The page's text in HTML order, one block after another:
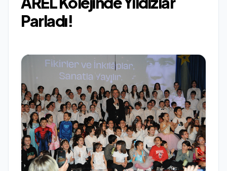
Parladı!